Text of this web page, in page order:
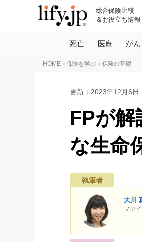
総合保険比較
＆お役立ち情報
死亡 医療 がん
HOME > 保険を学ぶ > 保険の基礎
更新： 2023年12月6日
FPが解
な生命
執筆者
大川
ファ